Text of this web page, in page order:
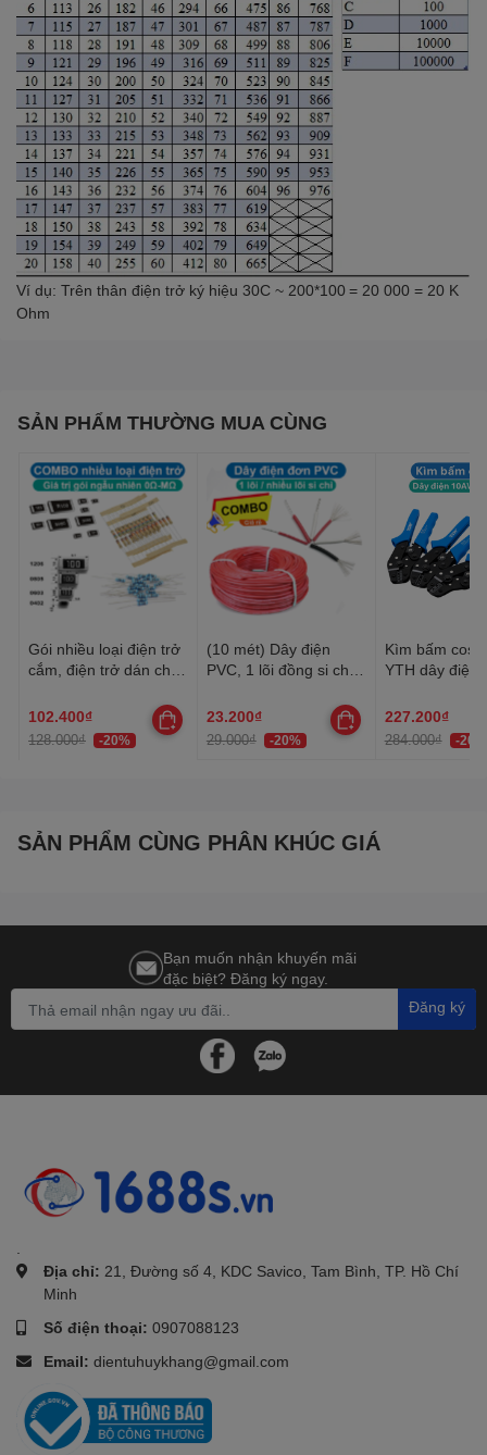
Ví dụ: Trên thân điện trở ký hiệu 30C ~ 200*100 = 20 000 = 20 K
Ohm
SẢN PHẨM THƯỜNG MUA CÙNG
Gói nhiều loại điện trở
cắm, điện trở dán cho
102.400₫
128.000₫ -20%
(10 mét) Dây điện
PVC, 1 lõi đồng si chì,
22AWG
23.200₫
29.000₫ -20%
Kìm bấm cos
YTH dây điện
227.200₫
284.000₫ -20%
SẢN PHẨM CÙNG PHÂN KHÚC GIÁ
Bạn muốn nhận khuyến mãi
đặc biệt? Đăng ký ngay.
Đăng ký
.
Địa chỉ: 21, Đường số 4, KDC Savico, Tam Bình, TP. Hồ Chí
Minh
Số điện thoại: 0907088123
Email: dientuhuykhang@gmail.com